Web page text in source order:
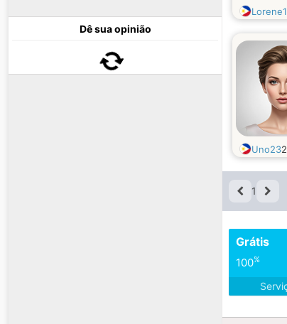
Dê sua opinião
Uno23
1
Grátis
100%